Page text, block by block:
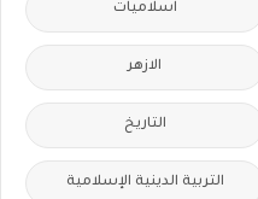
اسلاميات
الازهر
التاريخ
التربية الدينية الإسلامية